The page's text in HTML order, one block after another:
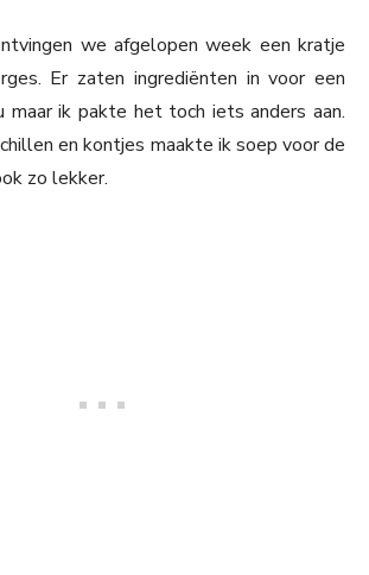
we afgelopen week een kratje
Er zaten ingrediënten in voor een
maar ik pakte het toch iets anders aan.
en kontjes maakte ik soep voor de
zo lekker.